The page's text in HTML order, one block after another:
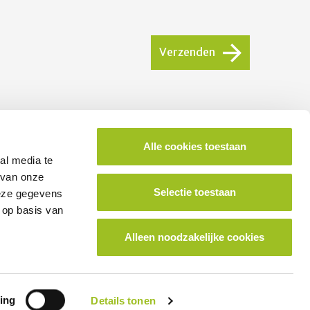
media te
onze
gegevens
basis van
Details tonen
Alle cookies toestaan
Selectie toestaan
Alleen noodzakelijke cookies
Verzenden
lid worden van het platform?
School aanmelden